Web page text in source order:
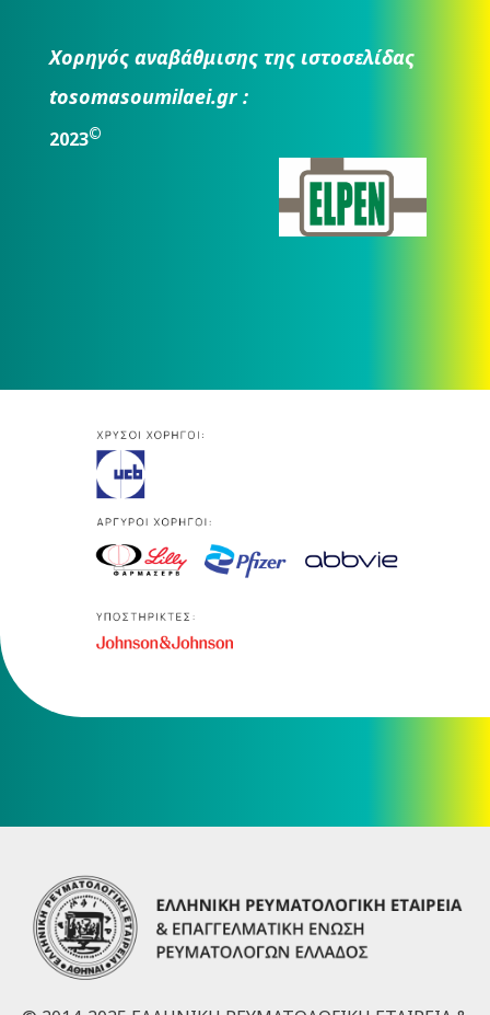
Χορηγός αναβάθμισης της ιστοσελίδας
tosomasoumilaei.gr :
2023©